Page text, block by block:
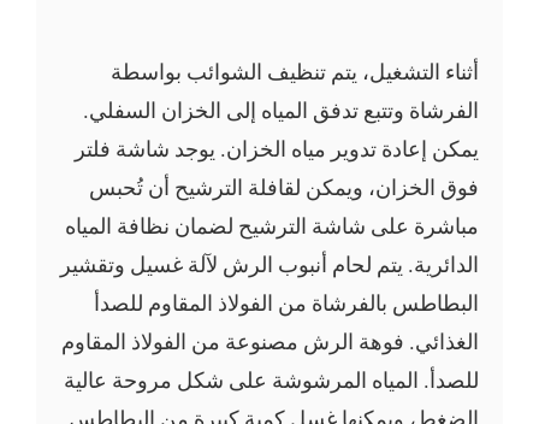
أثناء التشغيل، يتم تنظيف الشوائب بواسطة
الفرشاة وتتبع تدفق المياه إلى الخزان السفلي.
يمكن إعادة تدوير مياه الخزان. يوجد شاشة فلتر
فوق الخزان، ويمكن لقافلة الترشيح أن تُحبس
مباشرة على شاشة الترشيح لضمان نظافة المياه
الدائرية. يتم لحام أنبوب الرش لآلة غسيل وتقشير
البطاطس بالفرشاة من الفولاذ المقاوم للصدأ
الغذائي. فوهة الرش مصنوعة من الفولاذ المقاوم
للصدأ. المياه المرشوشة على شكل مروحة عالية